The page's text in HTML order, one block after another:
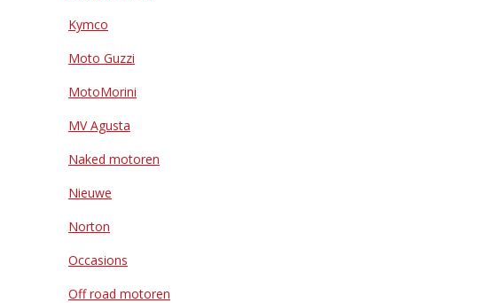
Kymco
Moto Guzzi
MotoMorini
MV Agusta
Naked motoren
Nieuwe
Norton
Occasions
Off road motoren